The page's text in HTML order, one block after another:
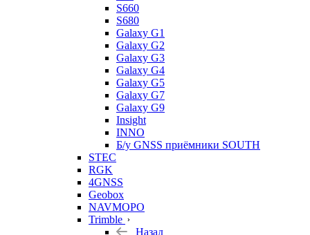
S660
S680
Galaxy G1
Galaxy G2
Galaxy G3
Galaxy G4
Galaxy G5
Galaxy G7
Galaxy G9
Insight
INNO
Б/у GNSS приёмники SOUTH
STEC
RGK
4GNSS
Geobox
NAVMOPO
Trimble
Назад